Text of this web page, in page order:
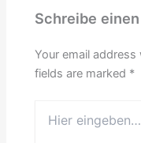
Schreibe
Your email
fields are marked *
eingeben…